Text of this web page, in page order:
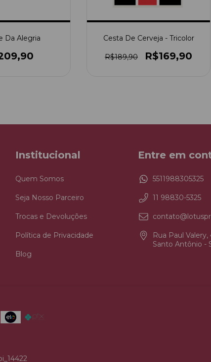
Da Alegria Cesta De Cerveja - Tricolor
R$189,90 R$169,90
Institucional
Quem Somos
Seja Nosso Parceiro
Trocas e Devoluções
Política de Privacidade
Blog
Entre em
5511988305325
11 98830-5325
Rua Paul Valery,
Santo Antônio -